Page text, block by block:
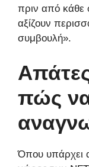
πριν από κάθε
αξίζουν
συμβουλή».
πώς να
Όπου υπάρχει